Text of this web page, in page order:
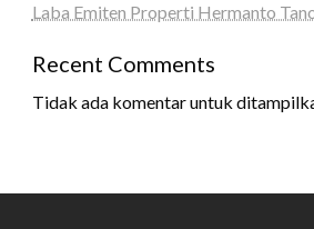
Laba Emiten Properti Hermanto
Recent Comments
Tidak ada komentar untuk